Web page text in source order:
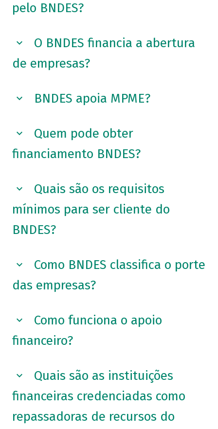
pelo BNDES?
O BNDES financia a abertura
de empresas?
BNDES apoia MPME?
Quem pode obter
financiamento BNDES?
Quais são os requisitos
mínimos para ser cliente do
BNDES?
Como BNDES classifica o porte
das empresas?
Como funciona o apoio
financeiro?
Quais são as instituições
financeiras credenciadas como
repassadoras de recursos do